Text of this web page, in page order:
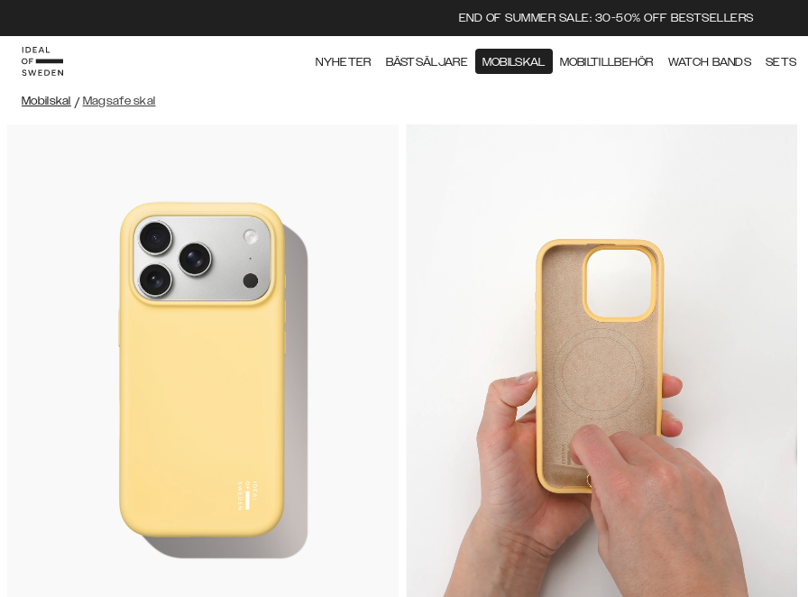
END OF SUMMER SALE: 30-50% OFF BESTSELLERS
NYHETER BÄSTSÄLJARE MOBILSKAL MOBILTILLBEHÖR WATCH BANDS SETS
Mobilskal / Magsafe skal